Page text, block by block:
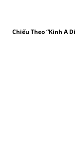
Chiếu Theo “Kinh A